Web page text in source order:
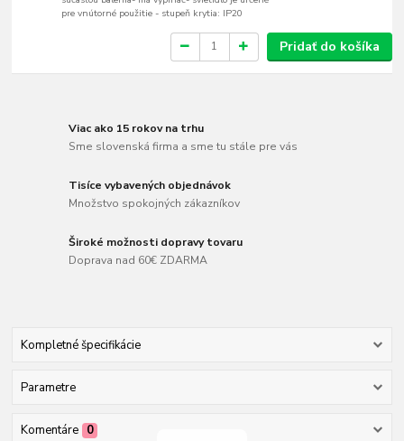
pre vnútorné použitie - stupeň krytia: IP20
Pridať do košíka
Viac ako 15 rokov na trhu
Sme slovenská firma a sme tu stále pre vás
Tisíce vybavených objednávok
Množstvo spokojných zákazníkov
Široké možnosti dopravy tovaru
Doprava nad 60€ ZDARMA
Kompletné špecifikácie
Parametre
Komentáre 0